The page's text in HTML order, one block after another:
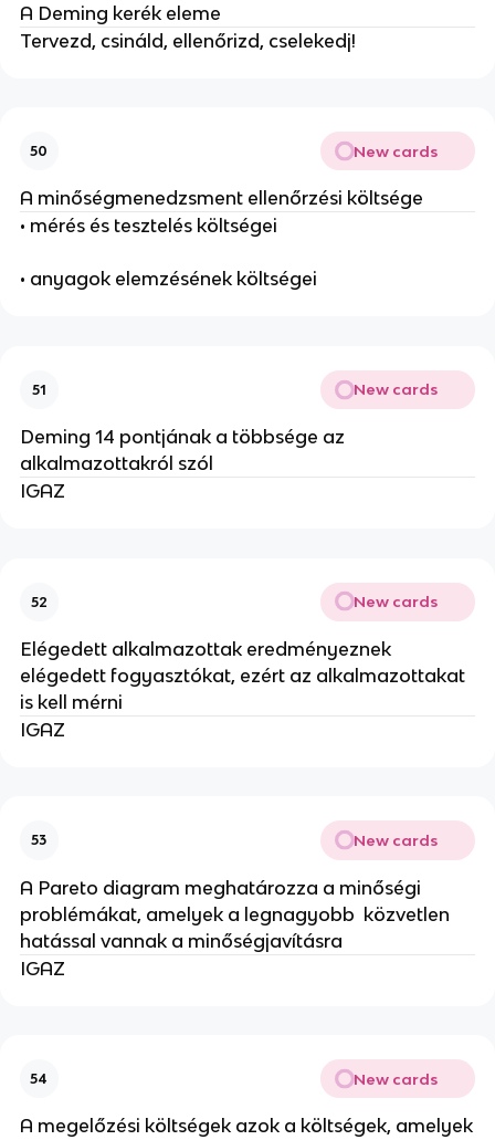
A Deming kerék eleme
Tervezd, csináld, ellenőrizd, cselekedj!
50 New cards
A minőségmenedzsment ellenőrzési költsége
• mérés és tesztelés költségei
• anyagok elemzésének költségei
51 New cards
Deming 14 pontjának a többsége az
alkalmazottakról szól
IGAZ
52 New cards
Elégedett alkalmazottak eredményeznek
elégedett fogyasztókat, ezért az alkalmazottakat
is kell mérni
IGAZ
53 New cards
A Pareto diagram meghatározza a minőségi
problémákat, amelyek a legnagyobb közvetlen
hatással vannak a minőségjavításra
IGAZ
54 New cards
A megelőzési költségek azok a költségek, amelyek